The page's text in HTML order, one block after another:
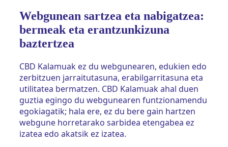
Webgunean sartzea eta nabigatzea:
bermeak eta erantzunkizuna
baztertzea
CBD Kalamuak ez du webgunearen, edukien edo
zerbitzuen jarraitutasuna, erabilgarritasuna eta
utilitatea bermatzen. CBD Kalamuak ahal duen
guztia egingo du webgunearen funtzionamendu
egokiagatik; hala ere, ez du bere gain hartzen
webgune horretarako sarbidea etengabea ez
izatea edo akatsik ez izatea.